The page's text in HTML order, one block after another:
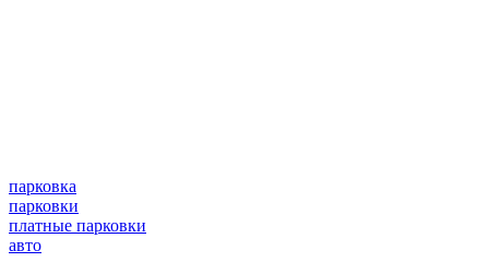
парковка
парковки
платные парковки
авто